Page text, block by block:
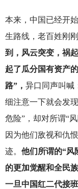
本来，中国已经开
生路线，老百姓刚
到，风云突变，祸
起了瓜分国有资产的
路”， 异口同声叫喊
细注意一下就会发
危险”，却对所谓“
因为他们敌视和仇
迹。 他们所谓的“风
的更加觉醒和全民
一旦中国红二代接